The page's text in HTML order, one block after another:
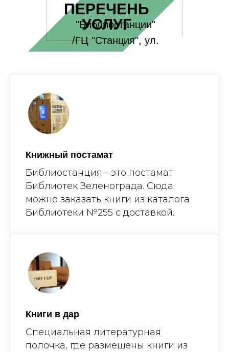
ПЕРЕЧЕНЬ
УСЛУГ
"Библиостанции"
/ГЦ "Станция", ул.
Книжный постамат
Библиостанция - это постамат
Библиотек Зеленограда. Сюда
можно заказать книги из каталога
Библиотеки №255 с доставкой.
Книги в дар
Специальная литературная
полочка, где размещены книги из